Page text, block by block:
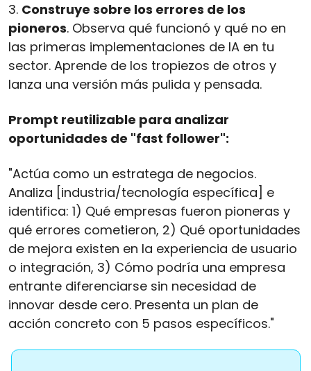
3. Construye sobre los errores de los
pioneros. Observa qué funcionó y qué no en
las primeras implementaciones de IA en tu
sector. Aprende de los tropiezos de otros y
lanza una versión más pulida y pensada.
Prompt reutilizable para analizar
oportunidades de "fast follower":
"Actúa como un estratega de negocios.
Analiza [industria/tecnología específica] e
identifica: 1) Qué empresas fueron pioneras y
qué errores cometieron, 2) Qué oportunidades
de mejora existen en la experiencia de usuario
o integración, 3) Cómo podría una empresa
entrante diferenciarse sin necesidad de
innovar desde cero. Presenta un plan de
acción concreto con 5 pasos específicos."